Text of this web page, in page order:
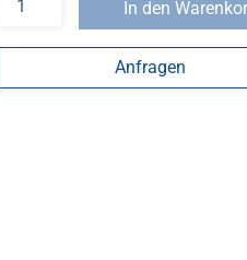
In den
Anfragen